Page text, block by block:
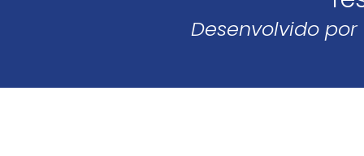
Desenvolvido por